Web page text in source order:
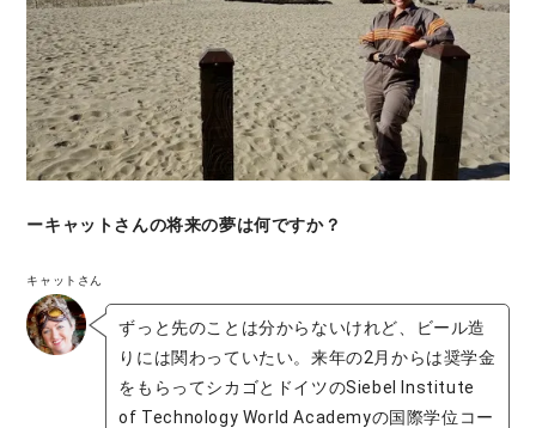
ーキャットさんの将来の夢は何ですか？
キャットさん
ずっと先のことは分からないけれど、ビール造
りには関わっていたい。来年の2月からは奨学金
をもらってシカゴとドイツのSiebel Institute
of Technology World Academyの国際学位コー